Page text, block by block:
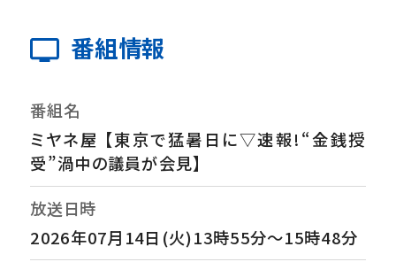
番組情報
番組名
ミヤネ屋 【東京で猛暑日に▽速報!“金銭授
受”渦中の議員が会見】
放送日時
2026年07月14日(火)13時55分～15時48分